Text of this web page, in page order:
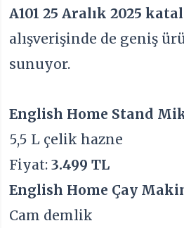
A101 25 Aralık 2025
alışverişinde de geniş
sunuyor.
English Home Stand
5,5 L çelik hazne
Fiyat:3.499 TL
English Home Çay
Cam demlik